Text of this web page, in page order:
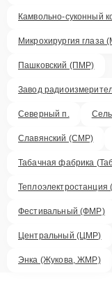
Камвольно-суконный
Микрохирургия глаза
Пашковский (ПМР)
Завод
Северный п.
Славянский (СМР)
Табачная фабрика
Фестивальный (ФМР)
Центральный (ЦМР)
Энка (Жукова, ЖМР)